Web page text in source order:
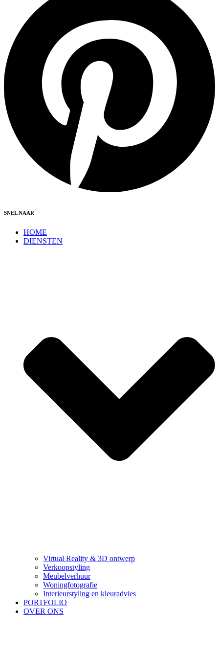
SNEL NAAR
HOME
DIENSTEN
Virtual Reality & 3D ontwerp
Verkoopstyling
Meubelverhuur
Woningfotografie
Interieurstyling en kleuradvies
PORTFOLIO
OVER ONS